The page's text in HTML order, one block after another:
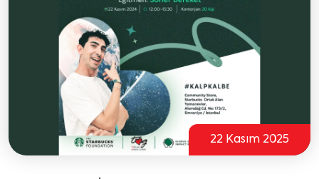
22 Kasım 2025